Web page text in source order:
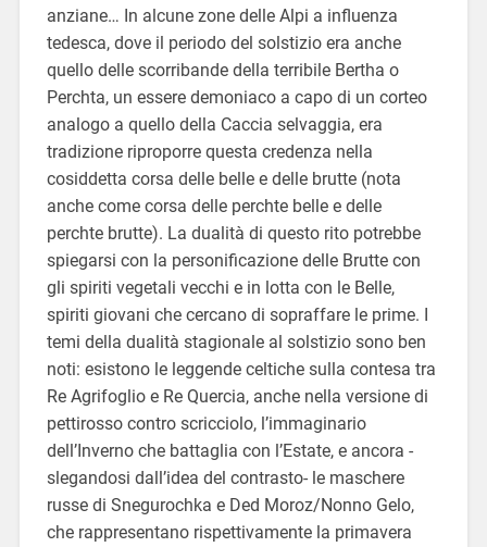
anziane… In alcune zone delle Alpi a influenza
tedesca, dove il periodo del solstizio era anche
quello delle scorribande della terribile Bertha o
Perchta, un essere demoniaco a capo di un corteo
analogo a quello della Caccia selvaggia, era
tradizione riproporre questa credenza nella
cosiddetta corsa delle belle e delle brutte (nota
anche come corsa delle perchte belle e delle
perchte brutte). La dualità di questo rito potrebbe
spiegarsi con la personificazione delle Brutte con
gli spiriti vegetali vecchi e in lotta con le Belle,
spiriti giovani che cercano di sopraffare le prime. I
temi della dualità stagionale al solstizio sono ben
noti: esistono le leggende celtiche sulla contesa tra
Re Agrifoglio e Re Quercia, anche nella versione di
pettirosso contro scricciolo, l’immaginario
dell’Inverno che battaglia con l’Estate, e ancora -
slegandosi dall’idea del contrasto- le maschere
russe di Snegurochka e Ded Moroz/Nonno Gelo,
che rappresentano rispettivamente la primavera